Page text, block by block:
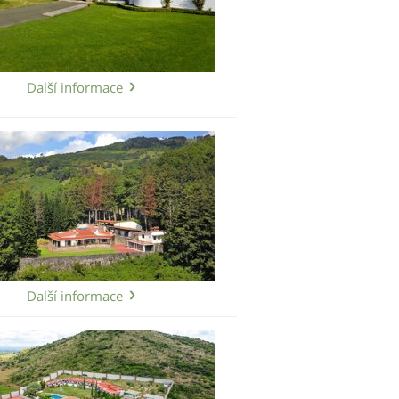
Další informace
Další informace